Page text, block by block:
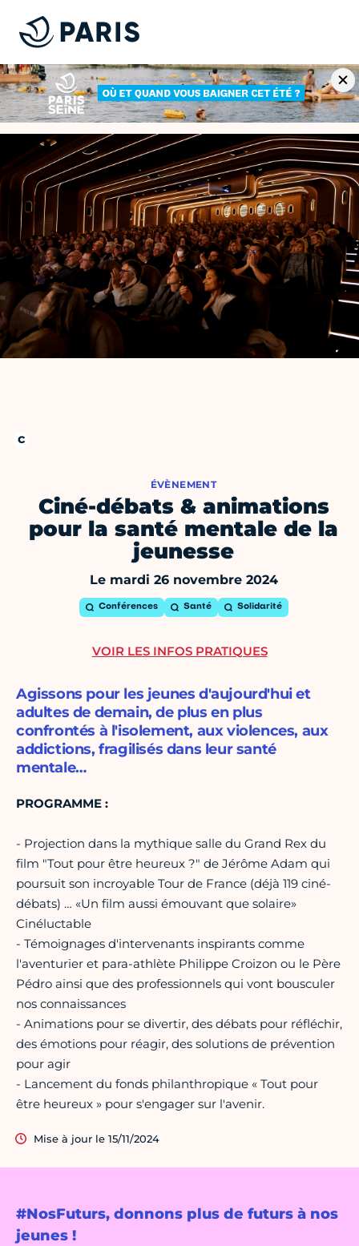
ÉVÈNEMENT
Ciné-débats & animations
pour la santé mentale de la
jeunesse
Le mardi 26 novembre 2024
Conférences Santé Solidarité
#NosFuturs, donnons plus de futurs à nos
jeunes !
Agissons pour les jeunes d'aujourd'hui et
adultes de demain, de plus en plus
confrontés à l'isolement, aux violences, aux
addictions, fragilisés dans leur santé
mentale…
PROGRAMME :
- Projection dans la mythique salle du Grand Rex du
film "Tout pour être heureux ?" de Jérôme Adam qui
poursuit son incroyable Tour de France (déjà 119 ciné-
débats) … «Un film aussi émouvant que solaire»
Cinéluctable
- Témoignages d'intervenants inspirants comme
l'aventurier et para-athlète Philippe Croizon ou le Père
Pédro ainsi que des professionnels qui vont bousculer
nos connaissances
- Animations pour se divertir, des débats pour réfléchir,
des émotions pour réagir, des solutions de prévention
pour agir
- Lancement du fonds philanthropique « Tout pour
être heureux » pour s'engager sur l'avenir.
Mise à jour le 15/11/2024
VOIR LES INFOS PRATIQUES